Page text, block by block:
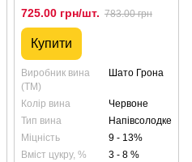
10л
725.00 грн/шт. 783.00 грн
Купити
Виробник вина
(ТМ)
Шато Грона
Колір вина
Червоне
Тип вина
Напівсолодке
Міцність
9 - 13%
Вміст цукру, %
3 - 8 %